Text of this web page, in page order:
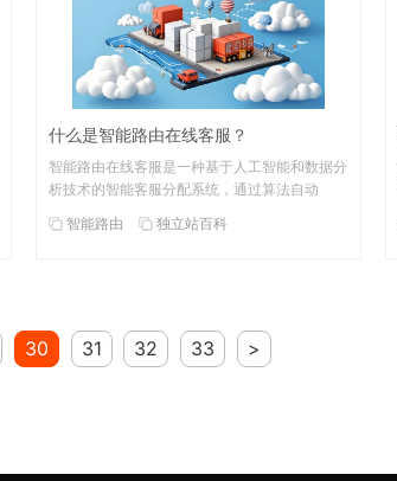
什么是智能路由在线客服？
智能路由在线客服是一种基于人工智能和数据分
析技术的智能客服分配系统，通过算法自动
智能路由
独立站百科
30 31 32 33 >